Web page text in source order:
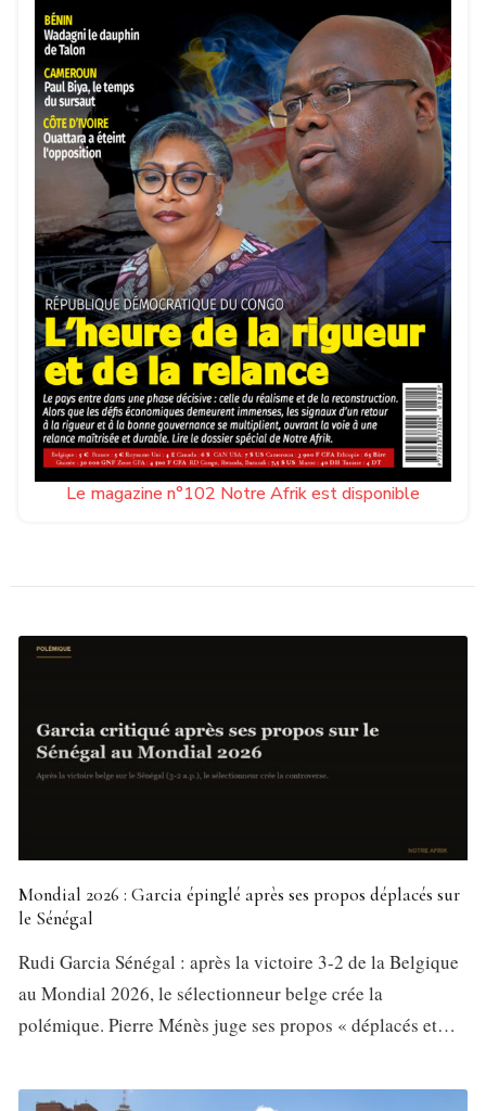
Le magazine n°102 Notre Afrik est disponible
Mondial 2026 : Garcia épinglé après ses propos déplacés sur
le Sénégal
Rudi Garcia Sénégal : après la victoire 3-2 de la Belgique
au Mondial 2026, le sélectionneur belge crée la
polémique. Pierre Ménès juge ses propos « déplacés et…